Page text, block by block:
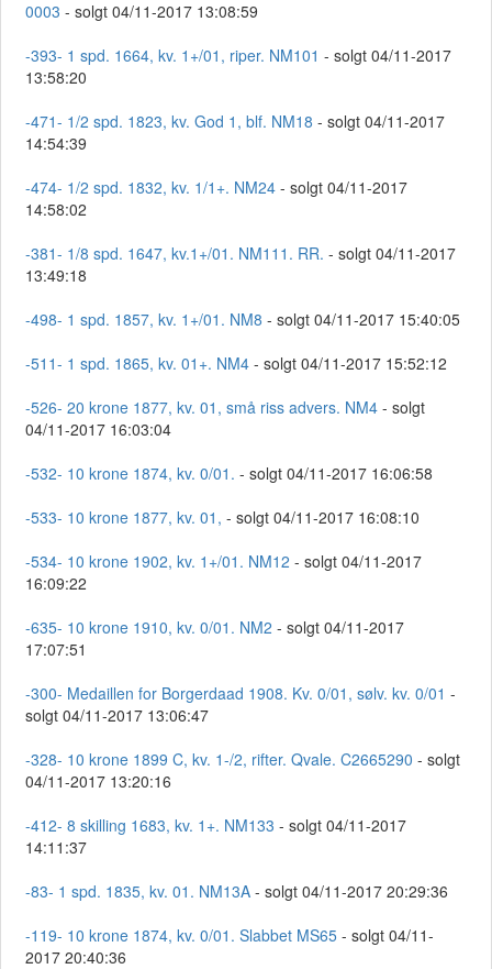
0003 - solgt 04/11-2017 13:08:59
-393- 1 spd. 1664, kv. 1+/01, riper. NM101 - solgt 04/11-2017
13:58:20
-471- 1/2 spd. 1823, kv. God 1, blf. NM18 - solgt 04/11-2017
14:54:39
-474- 1/2 spd. 1832, kv. 1/1+. NM24 - solgt 04/11-2017
14:58:02
-381- 1/8 spd. 1647, kv.1+/01. NM111. RR. - solgt 04/11-2017
13:49:18
-498- 1 spd. 1857, kv. 1+/01. NM8 - solgt 04/11-2017 15:40:05
-511- 1 spd. 1865, kv. 01+. NM4 - solgt 04/11-2017 15:52:12
-526- 20 krone 1877, kv. 01, små riss advers. NM4 - solgt
04/11-2017 16:03:04
-532- 10 krone 1874, kv. 0/01. - solgt 04/11-2017 16:06:58
-533- 10 krone 1877, kv. 01, - solgt 04/11-2017 16:08:10
-534- 10 krone 1902, kv. 1+/01. NM12 - solgt 04/11-2017
16:09:22
-635- 10 krone 1910, kv. 0/01. NM2 - solgt 04/11-2017
17:07:51
-300- Medaillen for Borgerdaad 1908. Kv. 0/01, sølv. kv. 0/01 -
solgt 04/11-2017 13:06:47
-328- 10 krone 1899 C, kv. 1-/2, rifter. Qvale. C2665290 - solgt
04/11-2017 13:20:16
-412- 8 skilling 1683, kv. 1+. NM133 - solgt 04/11-2017
14:11:37
-83- 1 spd. 1835, kv. 01. NM13A - solgt 04/11-2017 20:29:36
-119- 10 krone 1874, kv. 0/01. Slabbet MS65 - solgt 04/11-
2017 20:40:36